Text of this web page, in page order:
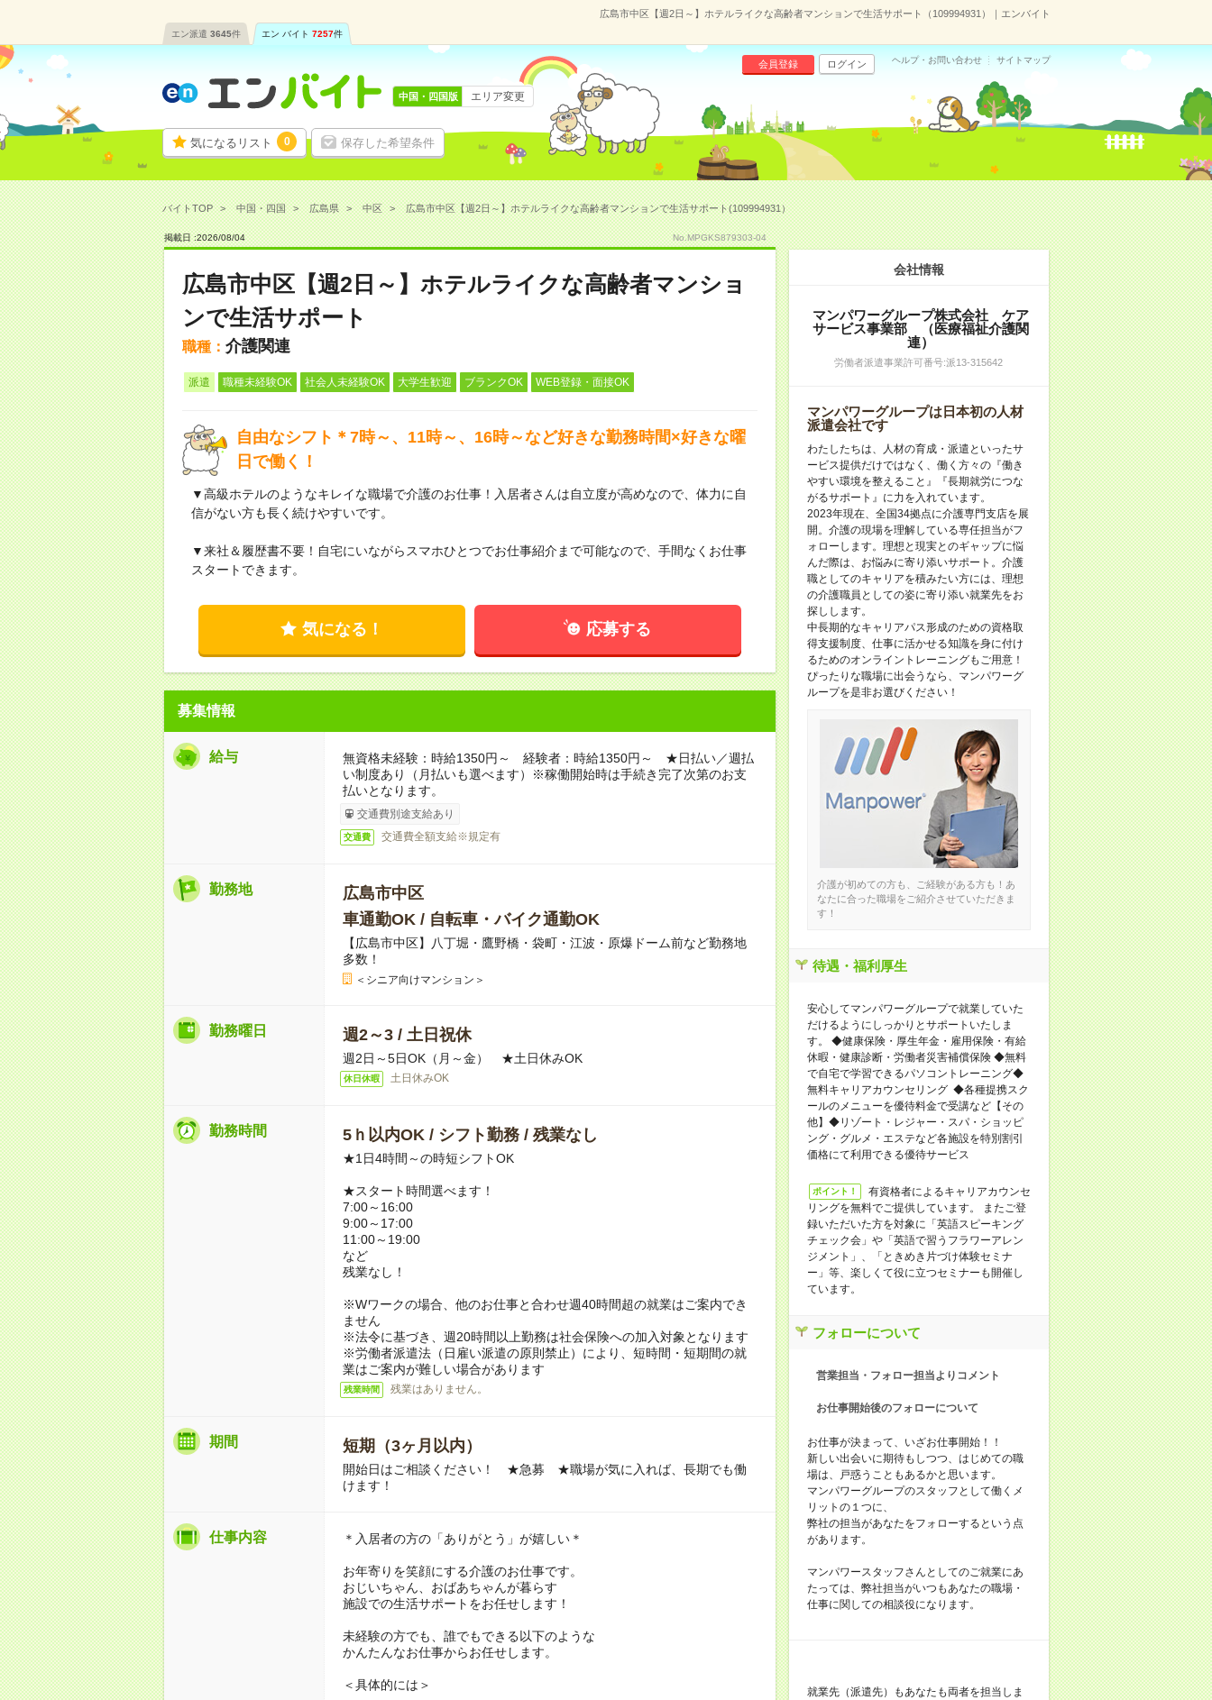
広島市中区【週2日～】ホテルライクな高齢者マンションで生活サポート（109994931）｜エンバイト
エン派遣 3645件 エン バイト 7257件
気になるリスト 0 保存した希望条件
会員登録 ログイン ヘルプ・お問い合わせ サイトマップ
中国・四国版 エリア変更
バイトTOP 中国・四国 広島県 中区 広島市中区【週2日～】ホテルライクな高齢者マンションで生活サポート(109994931）
掲載日 :2026/08/04 No.MPGKS879303-04
広島市中区【週2日～】ホテルライクな高齢者マンショ
ンで生活サポート
職種： 介護関連
派遣 職種未経験OK 社会人未経験OK 大学生歓迎 ブランクOK WEB登録・面接OK
自由なシフト＊7時～、11時～、16時～など好きな勤務時間×好きな曜
日で働く！
▼高級ホテルのようなキレイな職場で介護のお仕事！入居者さんは自立度が高めなので、体力に自
信がない方も長く続けやすいです。
▼来社＆履歴書不要！自宅にいながらスマホひとつでお仕事紹介まで可能なので、手間なくお仕事
スタートできます。
気になる！ 応募する
募集情報
給与
無資格未経験：時給1350円～ 経験者：時給1350円～ ★日払い／週払
い制度あり（月払いも選べます）※稼働開始時は手続き完了次第のお支
払いとなります。
交通費別途支給あり
交通費 交通費全額支給※規定有
勤務地
広島市中区
車通勤OK / 自転車・バイク通勤OK
【広島市中区】八丁堀・鷹野橋・袋町・江波・原爆ドーム前など勤務地
多数！
＜シニア向けマンション＞
勤務曜日 週2～3 / 土日祝休
週2日～5日OK（月～金） ★土日休みOK
休日休暇 土日休みOK
勤務時間 5ｈ以内OK / シフト勤務 / 残業なし
★1日4時間～の時短シフトOK
★スタート時間選べます！
7:00～16:00
9:00～17:00
11:00～19:00
など
残業なし！
※Wワークの場合、他のお仕事と合わせ週40時間超の就業はご案内でき
ません
※法令に基づき、週20時間以上勤務は社会保険への加入対象となります
※労働者派遣法（日雇い派遣の原則禁止）により、短時間・短期間の就
業はご案内が難しい場合があります
残業時間 残業はありません。
期間 短期（3ヶ月以内）
開始日はご相談ください！ ★急募 ★職場が気に入れば、長期でも働
けます！
仕事内容 ＊入居者の方の「ありがとう」が嬉しい＊
お年寄りを笑顔にする介護のお仕事です。
おじいちゃん、おばあちゃんが暮らす
施設での生活サポートをお任せします！
未経験の方でも、誰でもできる以下のような
かんたんなお仕事からお任せします。
＜具体的には＞
会社情報
マンパワーグループ株式会社 ケア
サービス事業部 （医療福祉介護関
連）
労働者派遣事業許可番号:派13-315642
マンパワーグループは日本初の人材
派遣会社です
わたしたちは、人材の育成・派遣といったサ
ービス提供だけではなく、働く方々の『働き
やすい環境を整えること』『長期就労につな
がるサポート』に力を入れています。
2023年現在、全国34拠点に介護専門支店を展
開。介護の現場を理解している専任担当がフ
ォローします。理想と現実とのギャップに悩
んだ際は、お悩みに寄り添いサポート。介護
職としてのキャリアを積みたい方には、理想
の介護職員としての姿に寄り添い就業先をお
探しします。
中長期的なキャリアパス形成のための資格取
得支援制度、仕事に活かせる知識を身に付け
るためのオンライントレーニングもご用意！
ぴったりな職場に出会うなら、マンパワーグ
ループを是非お選びください！
介護が初めての方も、ご経験がある方も！あ
なたに合った職場をご紹介させていただきま
す！
待遇・福利厚生
安心してマンパワーグループで就業していた
だけるようにしっかりとサポートいたしま
す。 ◆健康保険・厚生年金・雇用保険・有給
休暇・健康診断・労働者災害補償保険 ◆無料
で自宅で学習できるパソコントレーニング◆
無料キャリアカウンセリング ◆各種提携スク
ールのメニューを優待料金で受講など【その
他】◆リゾート・レジャー・スパ・ショッピ
ング・グルメ・エステなど各施設を特別割引
価格にて利用できる優待サービス
ポイント！
有資格者によるキャリアカウンセ
リングを無料でご提供しています。 またご登
録いただいた方を対象に「英語スピーキング
チェック会」や「英語で習うフラワーアレン
ジメント」、「ときめき片づけ体験セミナ
ー」等、楽しくて役に立つセミナーも開催し
ています。
フォローについて
営業担当・フォロー担当よりコメント
お仕事開始後のフォローについて
お仕事が決まって、いざお仕事開始！！
新しい出会いに期待もしつつ、はじめての職
場は、戸惑うこともあるかと思います。
マンパワーグループのスタッフとして働くメ
リットの１つに、
弊社の担当があなたをフォローするという点
があります。
マンパワースタッフさんとしてのご就業にあ
たっては、弊社担当がいつもあなたの職場・
仕事に関しての相談役になります。
就業先（派遣先）もあなたも両者を担当しま